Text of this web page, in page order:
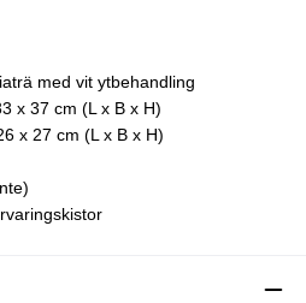
med vit ytbehandling
x 37 cm (L x B x H)
x 27 cm (L x B x H)